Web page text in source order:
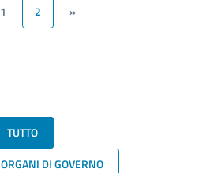
1 2 »
TUTTO
ORGANI DI GOVERNO